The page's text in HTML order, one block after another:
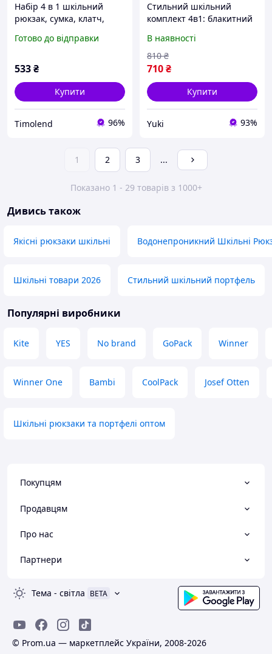
Набір 4 в 1 шкільний
рюкзак, сумка, клатч,
Готово до відправки
533₴
Купити
Timolend 96%
Стильний шкільний
комплект 4в1: блакитний
пенал
В наявності
710₴
810 ₴
Купити
Yuki 93%
1 2 3 ...
Показано 1 - 29 товарів з 1000+
Дивись також
Якісні рюкзаки шкільні Водонепроникний Шкільні
Шкільні товари 2026 Стильний шкільний портфель
Популярні виробники
Kite YES No brand GoPack Winner
Winner One Bambi CoolPack Josef Otten
Шкільні рюкзаки та портфелі оптом
Покупцям
Продавцям
Про нас
Партнери
Тема - світла BETA
© Prom.ua — маркетплейс України, 2008-2026